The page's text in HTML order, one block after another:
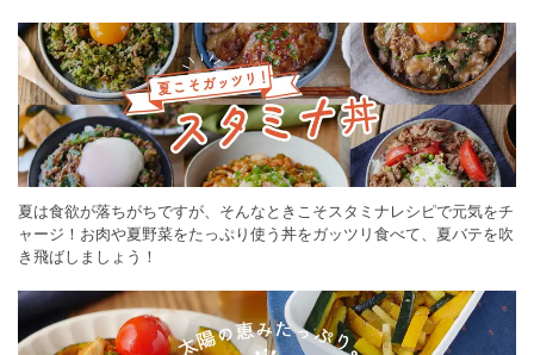
夏は食欲が落ちがちですが、そんなときこそスタミナレシピで元気をチ
ャージ！お肉や夏野菜をたっぷり使う丼をガッツリ食べて、夏バテを吹
き飛ばしましょう！